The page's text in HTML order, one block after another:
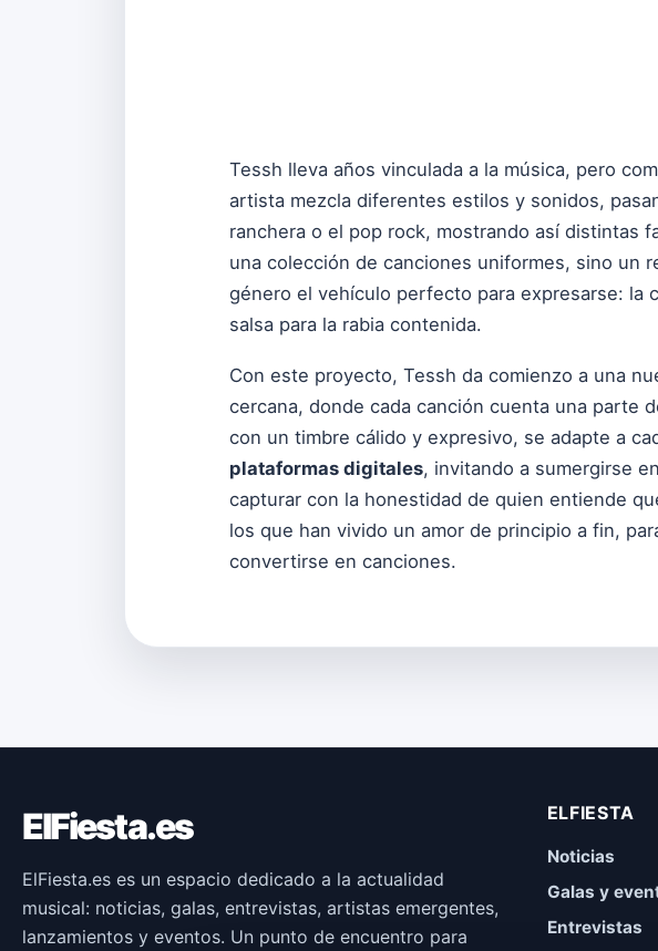
Tessh lleva años vinculada a la música, pero
artista mezcla diferentes estilos y sonidos,
ranchera o el pop rock, mostrando así distintas
una colección de canciones uniformes, sino un
género el vehículo perfecto para expresarse: la
salsa para la rabia contenida.
Con este proyecto, Tessh da comienzo a una
cercana, donde cada canción cuenta una parte
con un timbre cálido y expresivo, se adapte a
plataformas digitales, invitando a sumergirse
capturar con la honestidad de quien entiende
los que han vivido un amor de principio a fin,
convertirse en canciones.
ElFiesta.es
ElFiesta.es es un espacio dedicado a la actualidad
musical: noticias, galas, entrevistas, artistas emergentes,
lanzamientos y eventos. Un punto de encuentro para
ELFIESTA
Noticias
Galas y
Entrevistas